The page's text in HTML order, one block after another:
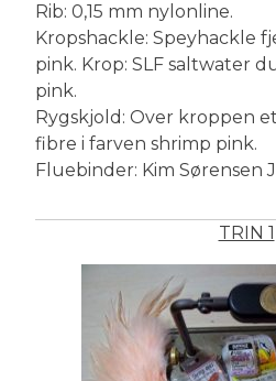
Rib: 0,15 mm nylonline.
Kropshackle: Speyhackle
pink. Krop: SLF saltwater
pink.
Rygskjold: Over kroppen
fibre i farven shrimp pink.
Fluebinder: Kim Sørensen
TRIN 1